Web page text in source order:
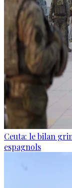
Ceuta: le bilan
espagnols